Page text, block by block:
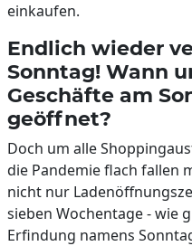
einkaufen.
Endlich wieder
Sonntag! Wann
Geschäfte am
geöffnet?
Doch um alle
die Pandemie flach fallen
nicht nur
sieben Wochentage - wie
Erfindung namens